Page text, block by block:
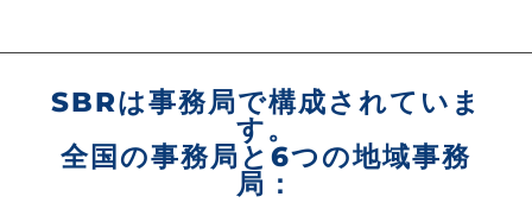
SBRは事務局で構成されていま
す。
全国の事務局と6つの地域事務
局：